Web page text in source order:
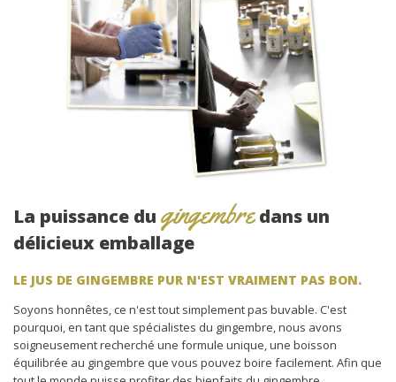
La puissance du gingembredans un
délicieux emballage
LE JUS DE GINGEMBRE PUR N'EST VRAIMENT PAS BON.
Soyons honnêtes, ce n'est tout simplement pas buvable. C'est
pourquoi, en tant que spécialistes du gingembre, nous avons
soigneusement recherché une formule unique, une boisson
équilibrée au gingembre que vous pouvez boire facilement. Afin que